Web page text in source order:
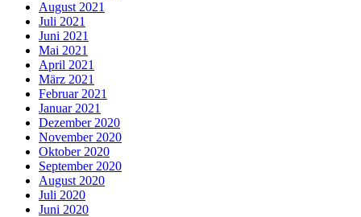
August 2021
Juli 2021
Juni 2021
Mai 2021
April 2021
März 2021
Februar 2021
Januar 2021
Dezember 2020
November 2020
Oktober 2020
September 2020
August 2020
Juli 2020
Juni 2020